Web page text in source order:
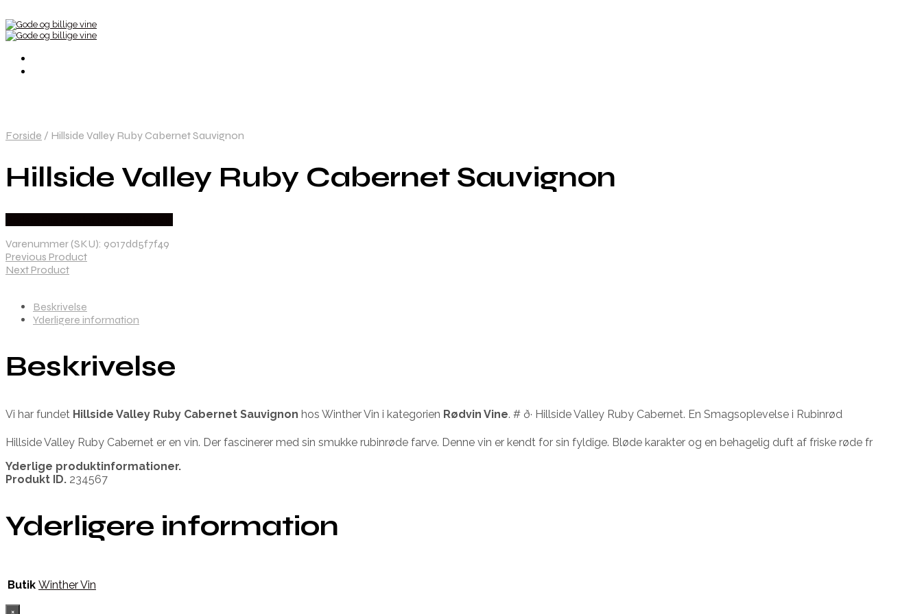
Forside / Hillside Valley Ruby Cabernet Sauvignon
Hillside Valley Ruby Cabernet Sauvignon
Varenummer (SKU): 9017dd5f7f49
Previous Product
Next Product
Beskrivelse
Yderligere information
Beskrivelse
Vi har fundet Hillside Valley Ruby Cabernet Sauvignon hos Winther Vin i kategorien Rødvin Vine. # ð· Hillside Valley Ruby Cabernet. En Smagsoplevelse i Rubinrød
Hillside Valley Ruby Cabernet er en vin. Der fascinerer med sin smukke rubinrøde farve. Denne vin er kendt for sin fyldige. Bløde karakter og en behagelig duft af friske røde fr
Yderlige produktinformationer.
Produkt ID. 234567
Yderligere information
Butik Winther Vin